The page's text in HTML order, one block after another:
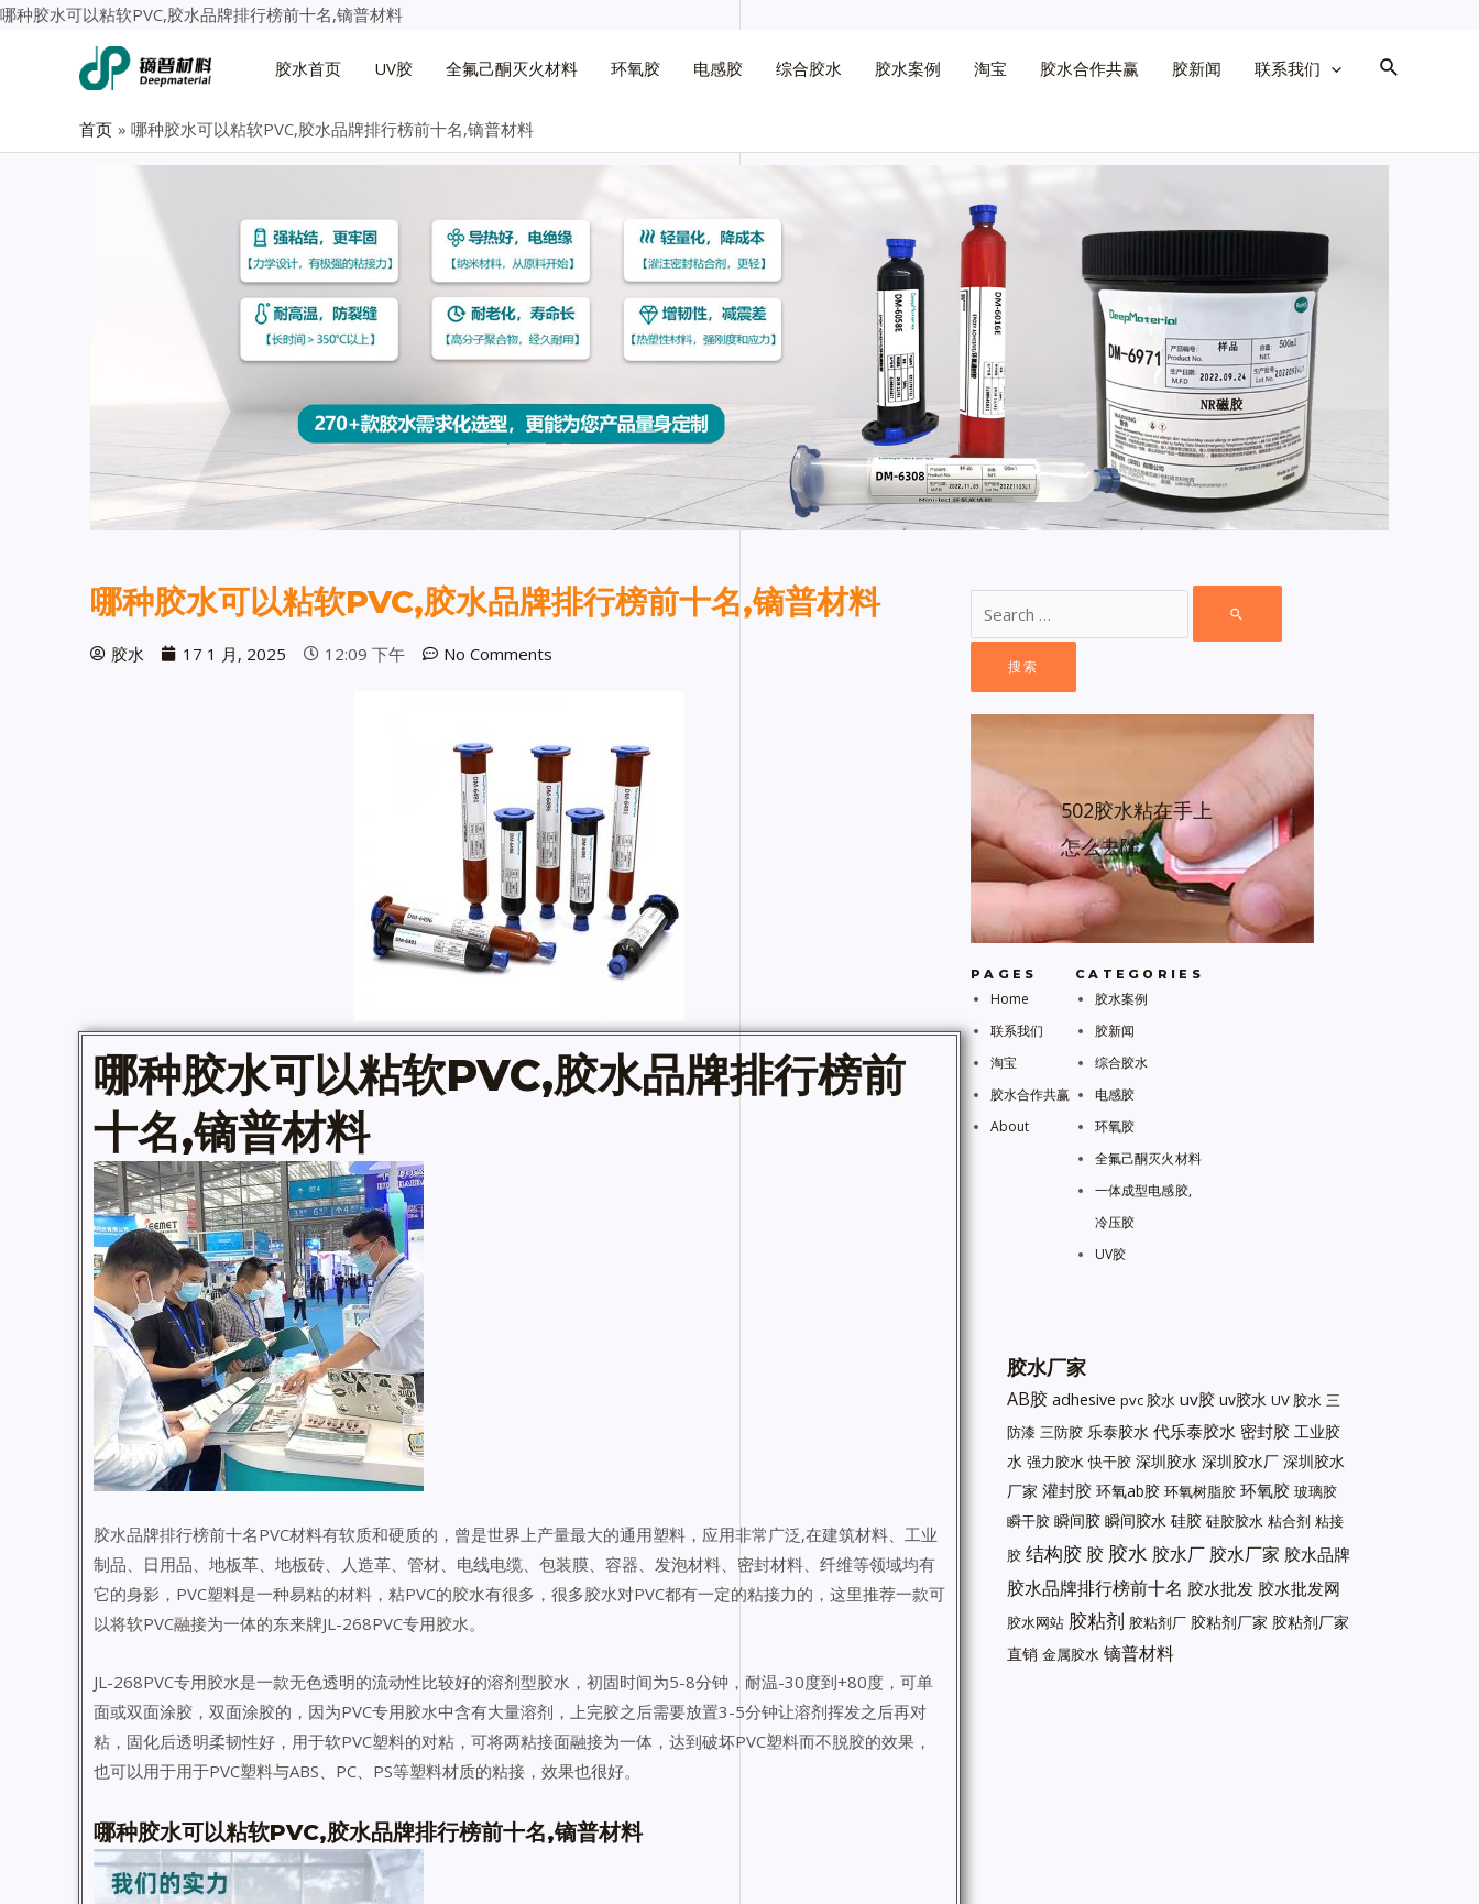
哪种胶水可以粘软PVC,胶水品牌排行榜前十名,镝普材料
胶水首页 UV胶 全氟己酮灭火材料 环氧胶 电感胶 综合胶水 胶水案例 淘宝 胶水合作共赢 胶新闻 联系我们
首页 哪种胶水可以粘软PVC,胶水品牌排行榜前十名,镝普材料
哪种胶水可以粘软PVC,胶水品牌排行榜前十名,镝普材料
胶水 17 1 月, 2025 12:09 下午 No Comments
哪种胶水可以粘软PVC,胶水品牌排行榜前
十名,镝普材料
胶水品牌排行榜前十名PVC材料有软质和硬质的，曾是世界上产量最大的通用塑料，应用非常广泛,在建筑材料、工业
制品、日用品、地板革、地板砖、人造革、管材、电线电缆、包装膜、容器、发泡材料、密封材料、纤维等领域均有
它的身影，PVC塑料是一种易粘的材料，粘PVC的胶水有很多，很多胶水对PVC都有一定的粘接力的，这里推荐一款可
以将软PVC融接为一体的东来牌JL-268PVC专用胶水。
JL-268PVC专用胶水是一款无色透明的流动性比较好的溶剂型胶水，初固时间为5-8分钟，耐温-30度到+80度，可单
面或双面涂胶，双面涂胶的，因为PVC专用胶水中含有大量溶剂，上完胶之后需要放置3-5分钟让溶剂挥发之后再对
粘，固化后透明柔韧性好，用于软PVC塑料的对粘，可将两粘接面融接为一体，达到破坏PVC塑料而不脱胶的效果，
也可以用于用于PVC塑料与ABS、PC、PS等塑料材质的粘接，效果也很好。
哪种胶水可以粘软PVC,胶水品牌排行榜前十名,镝普材料
502胶水粘在手上
怎么去除
PAGES
Home
联系我们
淘宝
胶水合作共赢
About
CATEGORIES
胶水案例
胶新闻
综合胶水
电感胶
环氧胶
全氟己酮灭火材料
一体成型电感胶,
冷压胶
UV胶
胶水厂家
AB胶 adhesive pvc 胶水 uv胶 uv胶水 UV 胶水 三
防漆 三防胶 乐泰胶水 代乐泰胶水 密封胶 工业胶
水 强力胶水 快干胶 深圳胶水 深圳胶水厂 深圳胶水
厂家 灌封胶 环氧ab胶 环氧树脂胶 环氧胶 玻璃胶
瞬干胶 瞬间胶 瞬间胶水 硅胶 硅胶胶水 粘合剂 粘接
胶 结构胶 胶 胶水 胶水厂 胶水厂家 胶水品牌
胶水品牌排行榜前十名 胶水批发 胶水批发网
胶水网站 胶粘剂 胶粘剂厂 胶粘剂厂家 胶粘剂厂家
直销 金属胶水 镝普材料